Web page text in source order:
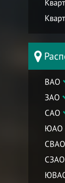
ВАО
ЗАО
САО
ЮАО
СВАО
СЗАО